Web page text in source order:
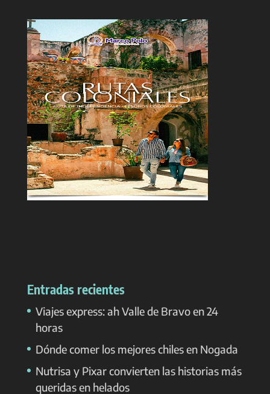
Entradas recientes
Viajes express: ah Valle de Bravo en 24
horas
Dónde comer los mejores chiles en Nogada
Nutrisa y Pixar convierten las historias más
queridas en helados